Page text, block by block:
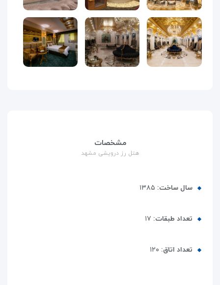
مشخصات
هتل رز درویشی مشهد
سال ساخت: ۱۳۸۵
تعداد طبقات: ۱۷
تعداد اتاق: ۱۲۰